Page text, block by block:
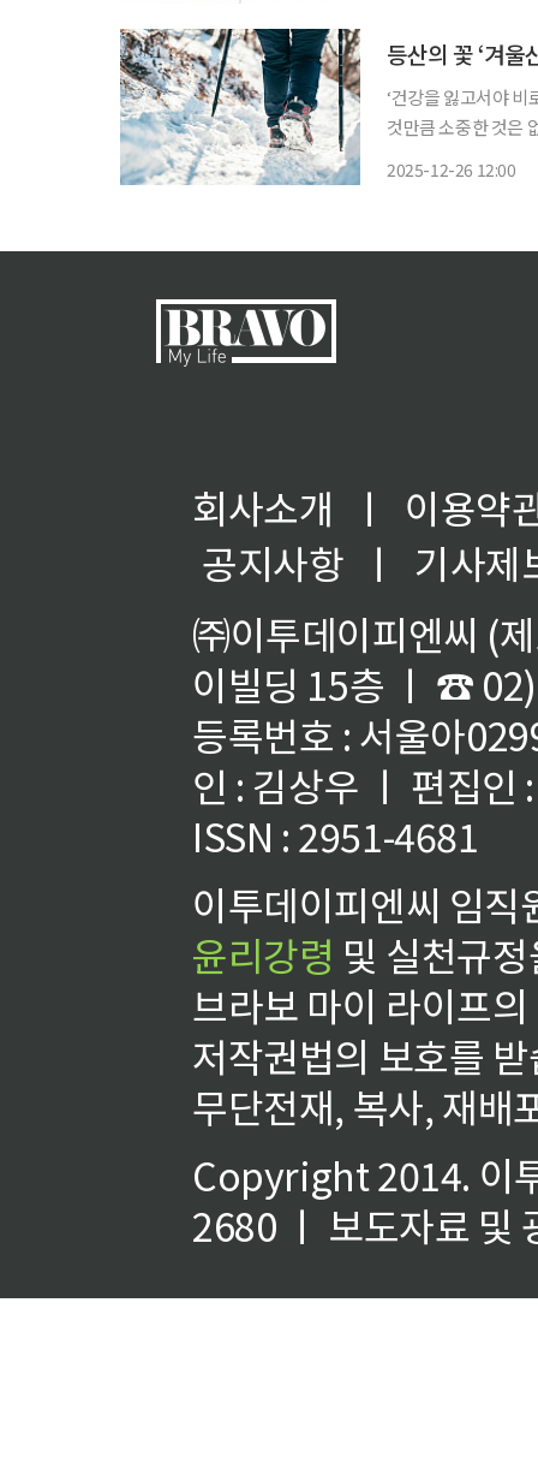
등산의 꽃 ‘겨
‘건강을 잃고서야
것만큼 소중한 것은
2025-12-26 12:00
회사소개 ㅣ
이용약
공지사항
ㅣ
기사제
㈜이투데이피엔씨 (
이빌딩 15층 ㅣ ☎
등록번호 : 서울아
인 : 김상우 ㅣ 편집인
ISSN : 2951-4681
이투데이피엔씨 임
윤리강령 및 실천규
브라보 마이 라이프
저작권법의 보호를
무단전재, 복사, 재배
Copyright 2014. 이
2680 ㅣ 보도자료